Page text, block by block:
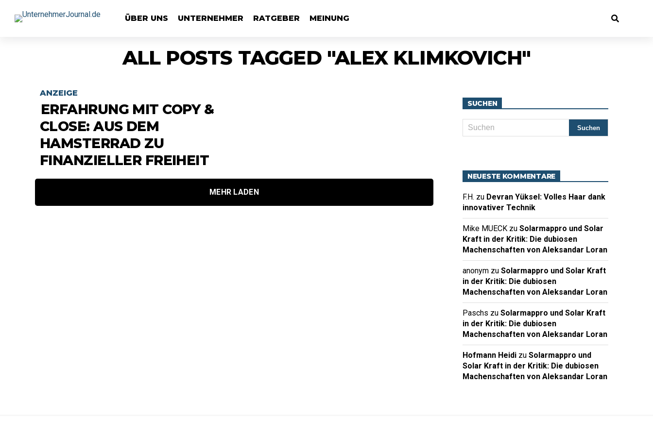
ÜBER UNS UNTERNEHMER RATGEBER MEINUNG
ALL POSTS TAGGED "ALEX KLIMKOVICH"
ANZEIGE
ERFAHRUNG MIT COPY &
CLOSE: AUS DEM
HAMSTERRAD ZU
FINANZIELLER FREIHEIT
MEHR LADEN
SUCHEN
NEUESTE KOMMENTARE
F.H. zu Devran Yüksel: Volles Haar dank
innovativer Technik
Mike MUECK zu Solarmappro und Solar
Kraft in der Kritik: Die dubiosen
Machenschaften von Aleksandar Loran
anonym zu Solarmappro und Solar Kraft
in der Kritik: Die dubiosen
Machenschaften von Aleksandar Loran
Paschs zu Solarmappro und Solar Kraft
in der Kritik: Die dubiosen
Machenschaften von Aleksandar Loran
Hofmann Heidi zu Solarmappro und
Solar Kraft in der Kritik: Die dubiosen
Machenschaften von Aleksandar Loran